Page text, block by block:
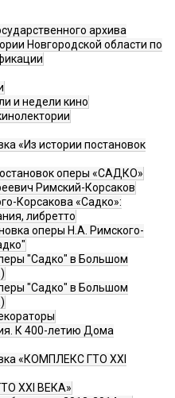
архива
Новгородской области по
и недели кино
«Из истории постановок
оперы «САДКО»
Римский-Корсаков
Корсакова «Садко»:
либретто
оперы Н.А. Римского-
"Садко" в Большом
"Садко" в Большом
К 400-летию Дома
«КОМПЛЕКС ГТО XXI
XXI ВЕКА»